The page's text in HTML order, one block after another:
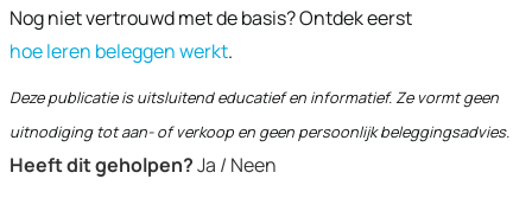
Nog niet vertrouwd met de basis? Ontdek eerst
hoe leren beleggen werkt.
Deze publicatie is uitsluitend educatief en informatief. Ze vormt geen
uitnodiging tot aan- of verkoop en geen persoonlijk beleggingsadvies.
Heeft dit geholpen?Ja / Neen